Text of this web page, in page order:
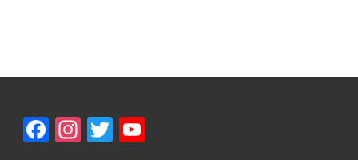
Facebook
Instagram
Twitter